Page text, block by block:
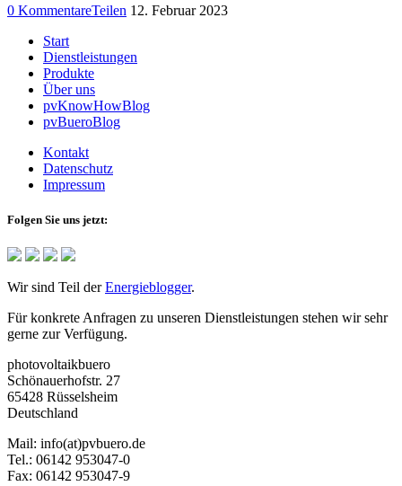
0 KommentareTeilen 12. Februar 2023
Start
Dienstleistungen
Produkte
Über uns
pvKnowHowBlog
pvBueroBlog
Kontakt
Datenschutz
Impressum
Folgen Sie uns jetzt:
Wir sind Teil derEnergieblogger.
Für konkrete Anfragen zu unseren Dienstleistungen stehen wir sehr
gerne zur Verfügung.
photovoltaikbuero
Schönauerhofstr. 27
65428 Rüsselsheim
Deutschland
Mail: info(at)pvbuero.de
Tel.: 06142 953047-0
Fax: 06142 953047-9